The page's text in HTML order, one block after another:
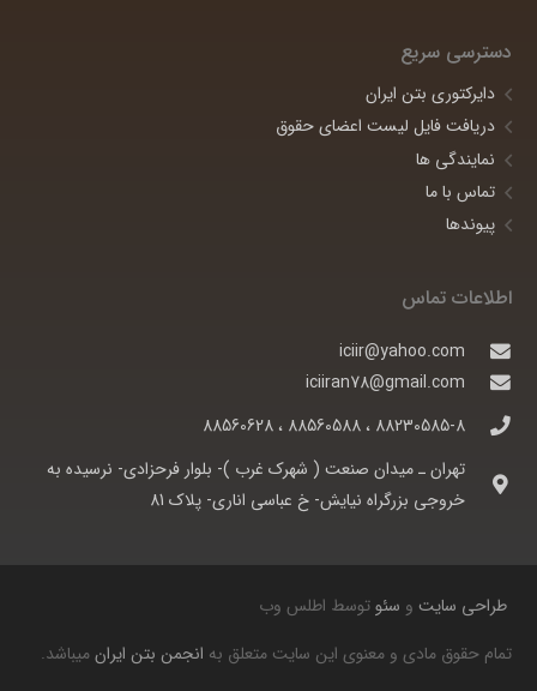
دسترسی سریع
دایرکتوری بتن ایران
دریافت فایل لیست اعضای حقوق
نمایندگی ها
تماس با ما
پیوندها
اطلاعات تماس
iciir@yahoo.com
iciiran78@gmail.com
88230585-8 ، 88560588 ، 88560628
تهران ـ ميدان صنعت ( شهرک غرب )- بلوار فرحزادی- نرسيده به
خروجی بزرگراه نيايش- خ عباسی اناری- پلاک 81
طراحی سایت و سئوتوسط اطلس وب
تمام حقوق مادی و معنوی این سایت متعلق به انجمن بتن ایرانمیباشد.